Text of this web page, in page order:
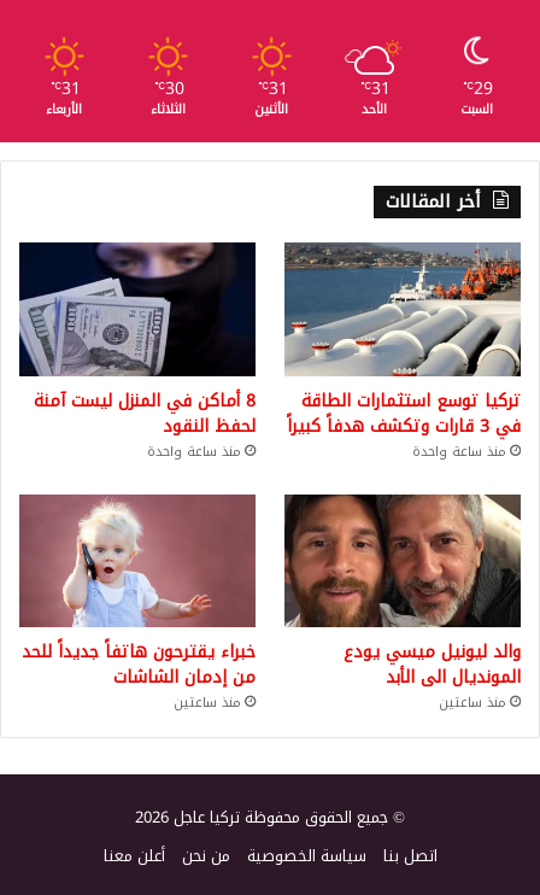
29
℃
السبت
31
℃
الأحد
31
℃
الأثنين
30
℃
الثلاثاء
31
℃
الأربعاء
أخر المقالات
تركيا توسع استثمارات الطاقة
في 3 قارات وتكشف هدفاً كبيراً
منذ ساعة واحدة
8 أماكن في المنزل ليست آمنة
لحفظ النقود
منذ ساعة واحدة
والد ليونيل ميسي يودع
المونديال الى الأبد
منذ ساعتين
خبراء يقترحون هاتفاً جديداً للحد
من إدمان الشاشات
منذ ساعتين
© جميع الحقوق محفوظة تركيا عاجل 2026
اتصل بنا سياسة الخصوصية من نحن أعلن معنا